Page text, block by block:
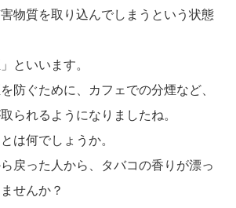
物質を取り込んでしまうという状態
といいます。
防ぐために、カフェでの分煙など、
られるようになりましたね。
は何でしょうか。
戻った人から、タバコの香りが漂っ
せんか？